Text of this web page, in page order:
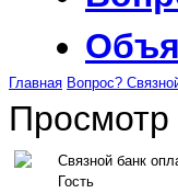
Главная Вопрос?
Просмотр
Связной банк
Гость